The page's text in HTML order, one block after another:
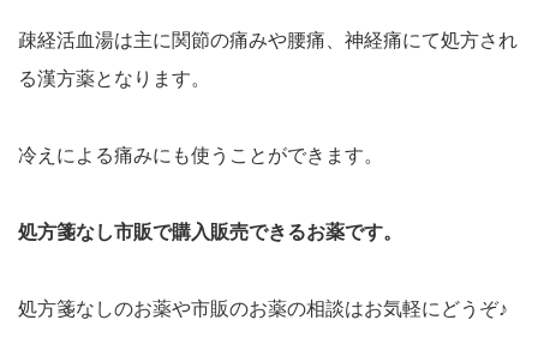
疎経活血湯は主に関節の痛みや腰痛、神経痛にて処方され
る漢方薬となります。
冷えによる痛みにも使うことができます。
処方箋なし市販で購入販売できるお薬です。
処方箋なしのお薬や市販のお薬の相談はお気軽にどうぞ♪